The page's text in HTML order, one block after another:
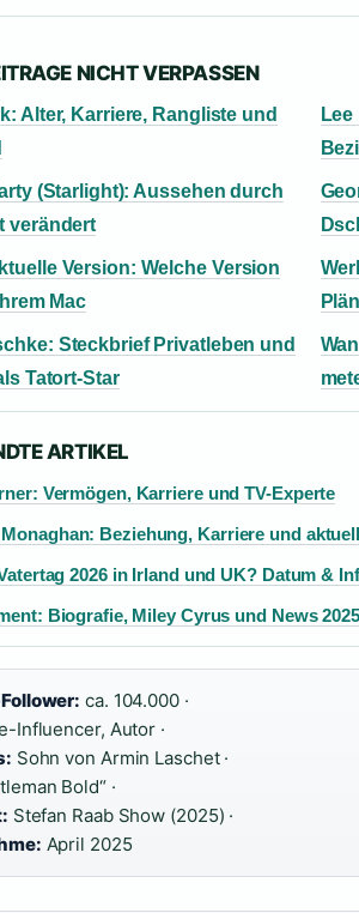
NICHT VERPASSEN
Alter, Karriere, Rangliste und
(Starlight): Aussehen durch
verändert
Version: Welche Version
Mac
Steckbrief Privatleben und
Tatort-Star
ARTIKEL
Vermögen, Karriere und TV-Experte
Beziehung, Karriere und
2026 in Irland und UK? Datum &
Biografie, Miley Cyrus und News 2025
ca. 104.000 ·
Influencer, Autor ·
Sohn von Armin Laschet ·
Bold“ ·
Stefan Raab Show (2025) ·
April 2025